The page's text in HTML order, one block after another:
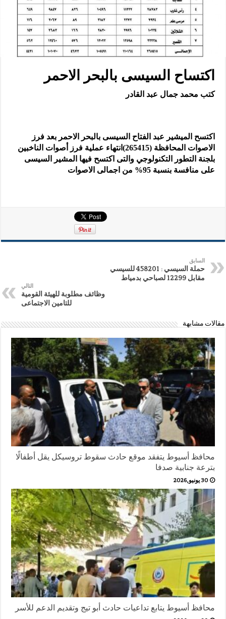
اكتساح السيسى بالبحر الاحمر
كتب محمد جمال عبد القادر
اكتسح الميشير عبد الفتاح السيسى بالبحر الاحمر بعد فرز
الاصوات المحافظة (265415)
انتهاء عملية فرز أصوات الناخبين
بلجنة التطور التكنولوجي والتى اكتسح فيها المشير السيسى
على منافسة بنسبة 95% من اجمالى الاصوات
السابق
حملة السيسي : 458201 للسيسي
مقابل 12299 لصباحي بدمياط
التالي
وظائف مطلوبة للهيئة القومية
للتامين الاجتماعى
مقالات مشابهة
محافظ أسيوط يتفقد موقع حادث سقوط تروسيكل يقل أطفالًا
بترعة جنابية صدفا
30 يونيو,2026
محافظ أسيوط يتابع تداعيات حادث أبو تيج وتقديم الدعم للأسر